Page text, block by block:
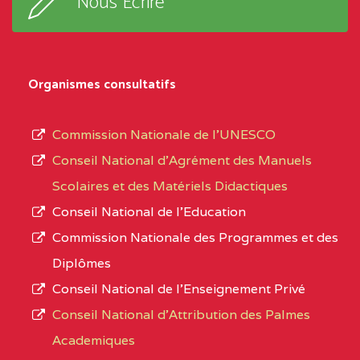
D'ENSEIGNEMENT
PROFESSIONNEL
(CEGEP) STE FOI BP
:4740 YAOUNDE
CENTRE
COLLEGE PANAFRICAIN
DE L'EXCELLENCE BP
CENTRE
COLLEGE PRIVE
type
L’offre
d’éducation
de
Organismes consultatifs
Commission Nationale de l’UNESCO
Conseil National d’Agrément des Manuels
Scolaires et des Matériels Didactiques
Conseil National de l’Education
Commission Nationale des Programmes et des
Diplômes
Conseil National de l’Enseignement Privé
Conseil National d'Attribution des Palmes
Academiques